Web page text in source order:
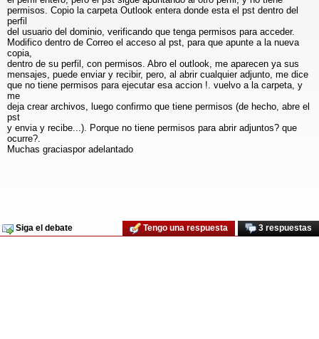
permisos. Copio la carpeta Outlook entera donde esta el pst dentro del
perfil
del usuario del dominio, verificando que tenga permisos para acceder.
Modifico dentro de Correo el acceso al pst, para que apunte a la nueva
copia,
dentro de su perfil, con permisos. Abro el outlook, me aparecen ya sus
mensajes, puede enviar y recibir, pero, al abrir cualquier adjunto, me dice
que no tiene permisos para ejecutar esa accion !. vuelvo a la carpeta, y
me
deja crear archivos, luego confirmo que tiene permisos (de hecho, abre el
pst
y envia y recibe...). Porque no tiene permisos para abrir adjuntos? que
ocurre?.
Muchas graciaspor adelantado
Siga el debate 3 respuestas
Tengo una respuesta